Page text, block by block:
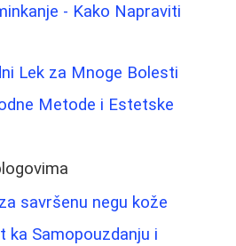
- Kako Napraviti
Lek za Mnoge Bolesti
Metode i Estetske
savršenu negu kože
ka Samopouzdanju i